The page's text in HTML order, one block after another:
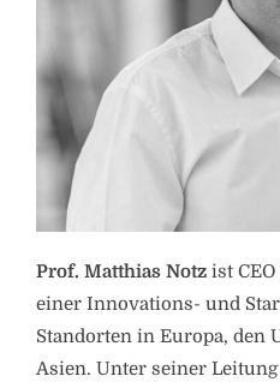
Prof. Matthias Notz ist
einer Innovations- und
Standorten in Europa, den
Asien. Unter seiner